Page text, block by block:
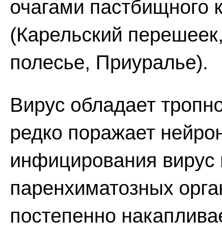
очагами пастбищного
(Карельский
полесье, Приуралье).
Вирус обладает
редко поражает
инфицирования вирус
паренхиматозных
постепенно